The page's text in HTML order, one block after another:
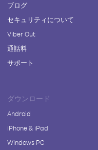
ブログ
セキュリティについて
Viber Out
通話料
サポート
ダウンロード
Android
iPhone & iPad
Windows PC